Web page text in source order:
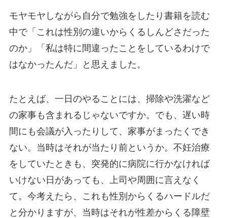
モヤモヤしながら自分で勉強をしたり書籍を読む
中で「これは性別の違いからくるしんどさだった
のか」「私は特に間違ったことをしているわけで
はなかったんだ」と思えました。
たとえば、一日のやることには、掃除や洗濯など
の家事も含まれるじゃないですか。でも、遅い時
間にも会議が入ったりして、家事がまったくでき
ない。当時はそれが当たり前というか。不妊治療
をしていたときも、突発的に病院に行かなければ
いけない日があっても、上司や周囲に言えなく
て。今考えたら、これも性別からくるハードルだ
と分かりますが、当時はそれが性差からくる障壁